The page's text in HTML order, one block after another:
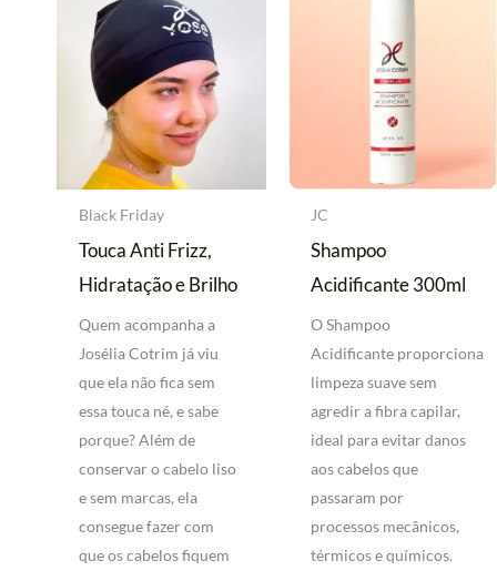
Black Friday
Touca Anti Frizz,
Hidratação e Brilho
Quem acompanha a
Josélia Cotrim já viu
que ela não fica sem
essa touca né, e sabe
porque? Além de
conservar o cabelo liso
e sem marcas, ela
consegue fazer com
que os cabelos fiquem
JC
Shampoo
Acidificante 300ml
O Shampoo
Acidificante proporciona
limpeza suave sem
agredir a fibra capilar,
ideal para evitar danos
aos cabelos que
passaram por
processos mecânicos,
térmicos e químicos.